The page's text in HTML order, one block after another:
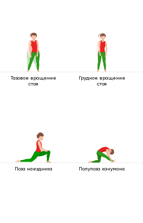
Тазовое вращение
стоя
Грудное вращение
стоя
Поза наездника Полупоза ханумана